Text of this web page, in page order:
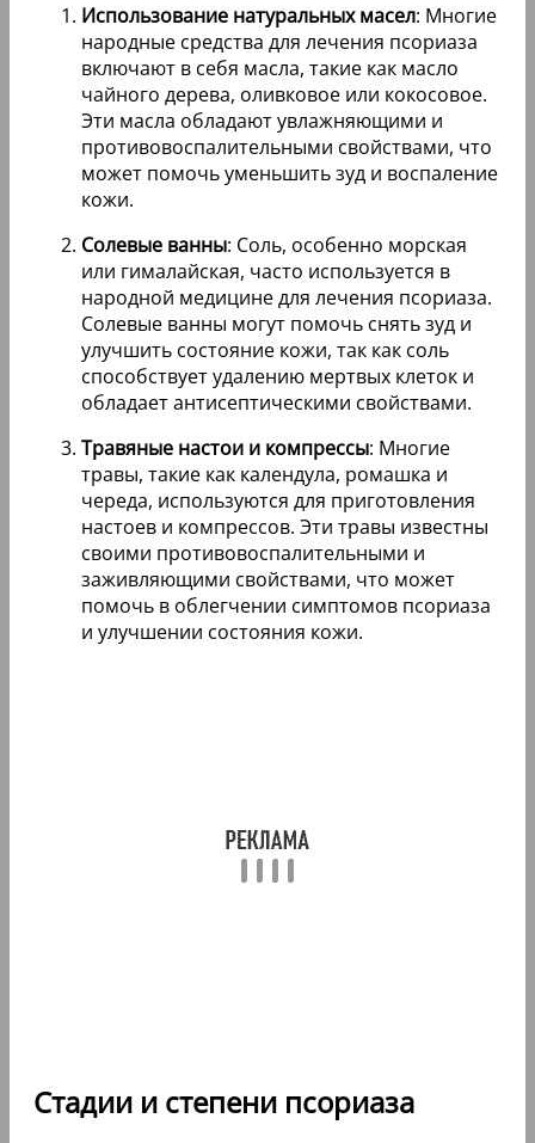
Использование натуральных масел: Многие
народные средства для лечения псориаза
включают в себя масла, такие как масло
чайного дерева, оливковое или кокосовое.
Эти масла обладают увлажняющими и
противовоспалительными свойствами, что
может помочь уменьшить зуд и воспаление
кожи.
Солевые ванны: Соль, особенно морская
или гималайская, часто используется в
народной медицине для лечения псориаза.
Солевые ванны могут помочь снять зуд и
улучшить состояние кожи, так как соль
способствует удалению мертвых клеток и
обладает антисептическими свойствами.
Травяные настои и компрессы: Многие
травы, такие как календула, ромашка и
череда, используются для приготовления
настоев и компрессов. Эти травы известны
своими противовоспалительными и
заживляющими свойствами, что может
помочь в облегчении симптомов псориаза
и улучшении состояния кожи.
Стадии и степени псориаза